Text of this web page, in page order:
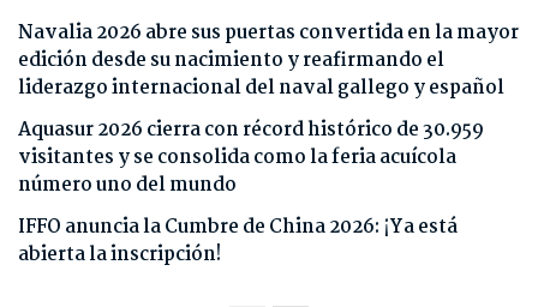
Navalia 2026 abre sus puertas convertida en la mayor
edición desde su nacimiento y reafirmando el
liderazgo internacional del naval gallego y español
Aquasur 2026 cierra con récord histórico de 30.959
visitantes y se consolida como la feria acuícola
número uno del mundo
IFFO anuncia la Cumbre de China 2026: ¡Ya está
abierta la inscripción!